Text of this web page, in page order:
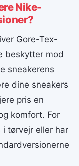
Nike-
Gore-Tex-
beskytter mod
sneakerens
dine sneakers
pris en
komfort. For
tørvejr eller har